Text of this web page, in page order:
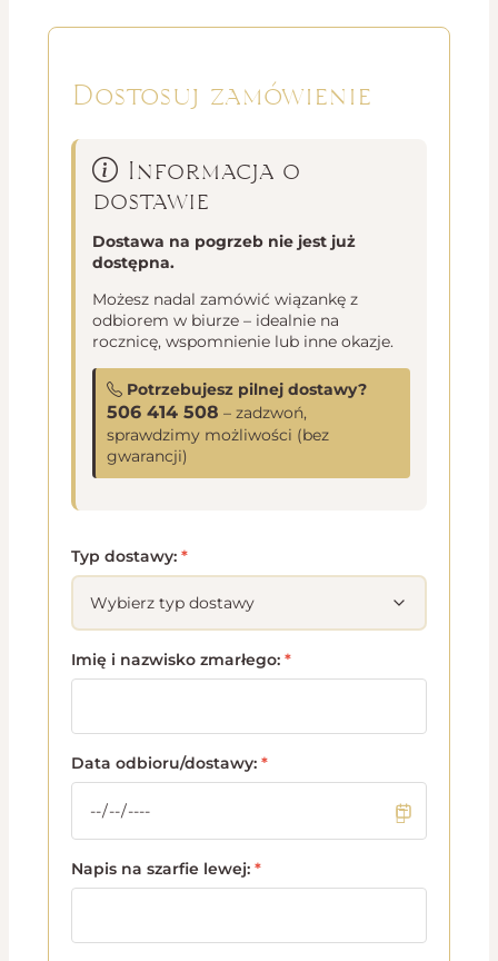
Dostosuj zamówienie
Informacja o
dostawie
Dostawa na pogrzeb nie jest już
dostępna.
Możesz nadal zamówić wiązankę z
odbiorem w biurze – idealnie na
rocznicę, wspomnienie lub inne okazje.
Potrzebujesz pilnej dostawy?
506 414 508 – zadzwoń,
sprawdzimy możliwości (bez
gwarancji)
Typ dostawy: *
Imię i nazwisko zmarłego: *
Data odbioru/dostawy: *
Napis na szarfie lewej: *